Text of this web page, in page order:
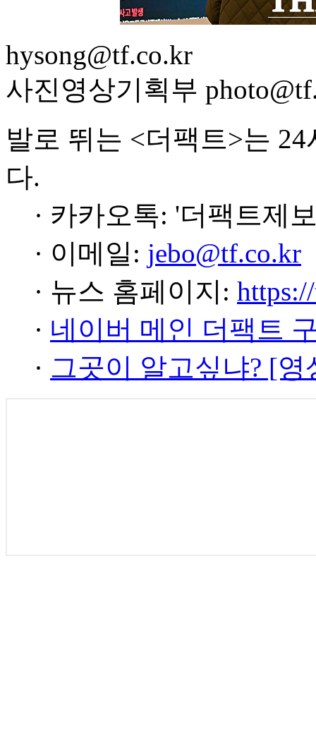
hysong@tf.co.kr
사진영상기획부
발로 뛰는 <더팩트>는
다.
· 카카오톡: '더팩트제
· 이메일: jebo@tf.co.kr
· 뉴스 홈페이지:
· 네이버 메인 더팩트
· 그곳이 알고싶냐? [